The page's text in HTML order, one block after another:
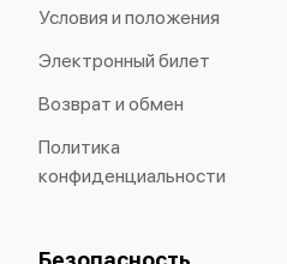
Условия и положения
Электронный билет
Возврат и обмен
Политика
конфиденциальности